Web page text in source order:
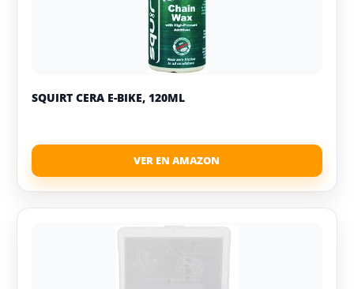
SQUIRT CERA E-BIKE, 120ML